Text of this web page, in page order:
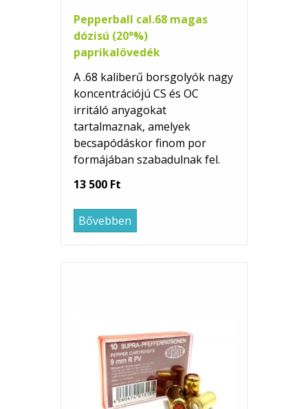
Pepperball cal.68 magas
dózisú (20°%)
paprikalövedék
A .68 kaliberű borsgolyók nagy
koncentrációjú CS és OC
irritáló anyagokat
tartalmaznak, amelyek
becsapódáskor finom por
formájában szabadulnak fel.
13 500 Ft
Bővebben